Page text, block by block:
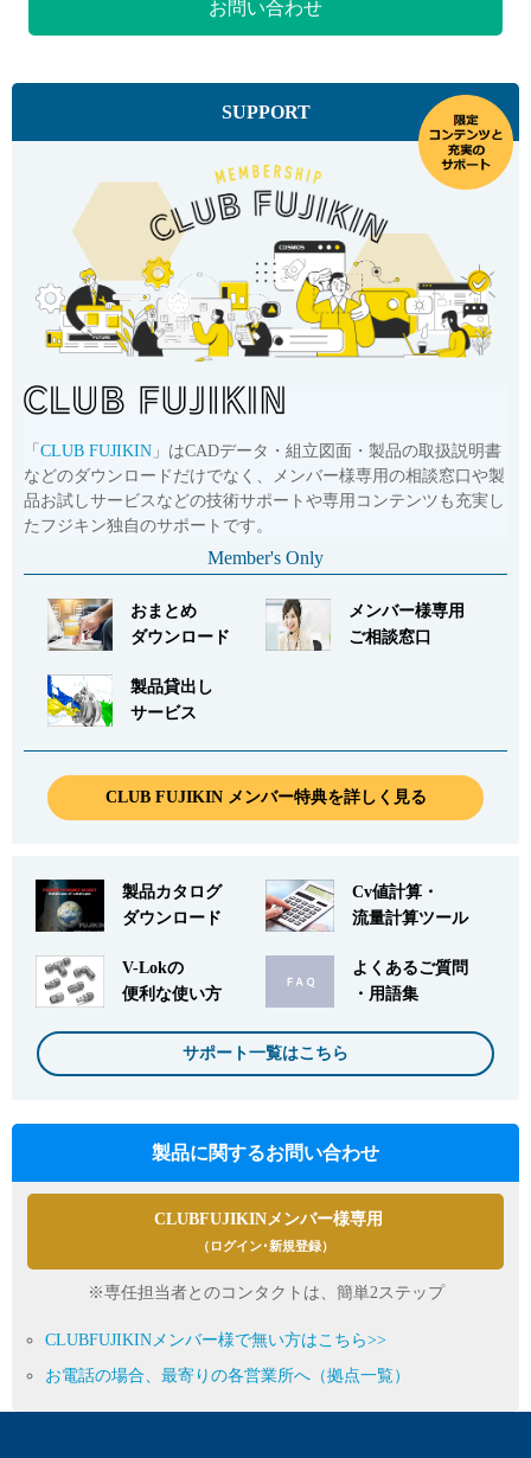
お問い合わせ
SUPPORT
「 CLUB FUJIKIN 」はCADデータ・組立図面・製品の取扱説明書
などのダウンロードだけでなく、メンバー様専用の相談窓口や製
品お試しサービスなどの技術サポートや専用コンテンツも充実し
たフジキン独自のサポートです。
Member's Only
おまとめ
ダウンロード
メンバー様専用
ご相談窓口
製品貸出し
サービス
CLUB FUJIKIN メンバー特典を詳しく見る
製品カタログ
ダウンロード
Cv値計算・
流量計算ツール
V-Lokの
便利な使い方
よくあるご質問
・用語集
サポート一覧はこちら
製品に関するお問い合わせ
CLUBFUJIKINメンバー様専用
（ログイン･新規登録）
※専任担当者とのコンタクトは、簡単2ステップ
CLUBFUJIKINメンバー様で無い方はこちら>>
お電話の場合、最寄りの各営業所へ（拠点一覧）